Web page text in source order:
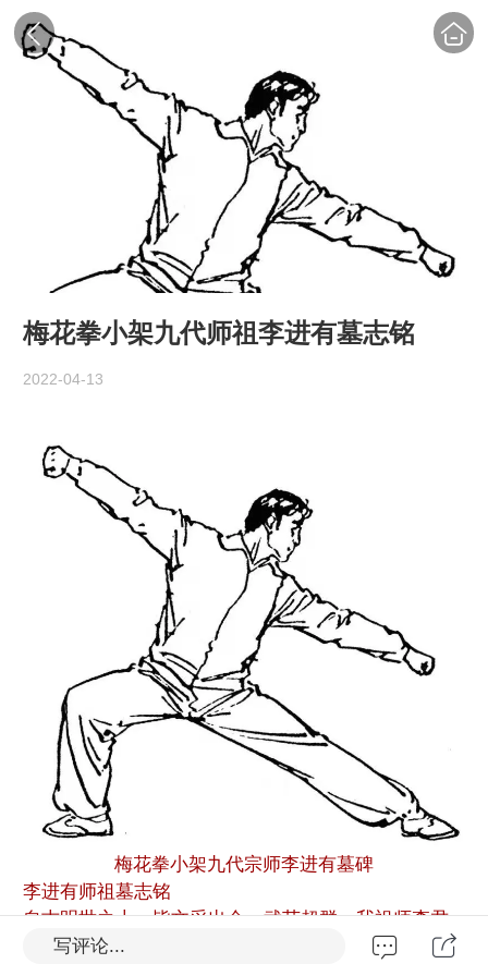
梅花拳小架九代师祖李进有墓志铭
2022-04-13
梅花拳小架九代宗师李进有墓碑
李进有师祖墓志铭
自古明世之士，皆文采出众，武艺超群。我祖师李君
进有，河北省马第二町人氏，幼性刚毅，长习拳技，
写评论...